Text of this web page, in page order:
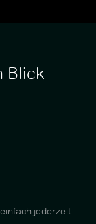
Blick
jederzeit